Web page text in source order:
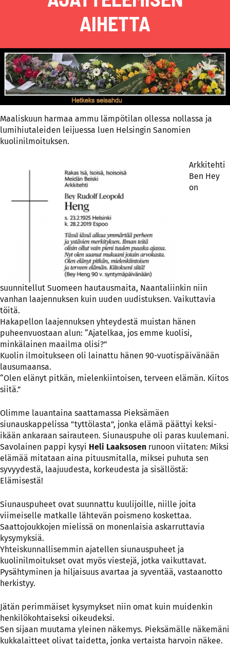
AIHETTA
Maaliskuun harmaa ammu lämpötilan ollessa nollassa ja
lumihiutaleiden leijuessa luen Helsingin Sanomien
kuolinilmoituksen.
Arkkitehti
Ben Hey
on
suunnitellut Suomeen hautausmaita, Naantaliinkin niin
vanhan laajennuksen kuin uuden uudistuksen. Vaikuttavia
töitä.
Hakapellon laajennuksen yhteydestä muistan hänen
puheenvuostaan alun: “Ajatelkaa, jos emme kuolisi,
minkälainen maailma olisi?”
Kuolin ilmoitukseen oli lainattu hänen 90-vuotispäivänään
lausumaansa.
“Olen elänyt pitkän, mielenkiintoisen, terveen elämän. Kiitos
siitä.”
Olimme lauantaina saattamassa Pieksämäen
siunauskappelissa ”tyttölasta”, jonka elämä päättyi keksi-
ikään ankaraan sairauteen. Siunauspuhe oli paras kuulemani.
Savolainen pappi kysyi Heli Laaksosen runoon viitaten: Miksi
elämää mitataan aina pituusmitalla, miksei puhuta sen
syvyydestä, laajuudesta, korkeudesta ja sisällöstä:
Elämisestä!
Siunauspuheet ovat suunnattu kuulijoille, niille joita
viimeiselle matkalle lähtevän poismeno koskettaa.
Saattojoukkojen mielissä on monenlaisia askarruttavia
kysymyksiä.
Yhteiskunnallisemmin ajatellen siunauspuheet ja
kuolinilmoitukset ovat myös viestejä, jotka vaikuttavat.
Pysähtyminen ja hiljaisuus avartaa ja syventää, vastaanotto
herkistyy.
Jätän perimmäiset kysymykset niin omat kuin muidenkin
henkilökohtaiseksi oikeudeksi.
Sen sijaan muutama yleinen näkemys. Pieksämälle näkemäni
kukkalaitteet olivat taidetta, jonka vertaista harvoin näkee.